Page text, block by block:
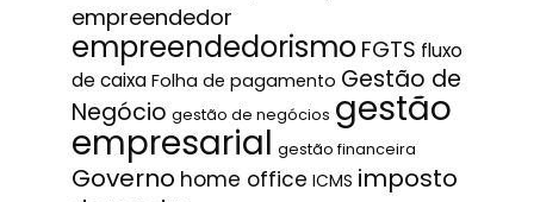
empreendedor
empreendedorismo FGTS fluxo
de caixa Folha de pagamento Gestão de
Negócio gestão de negócios gestão
empresarial gestão financeira
Governo home office ICMS imposto